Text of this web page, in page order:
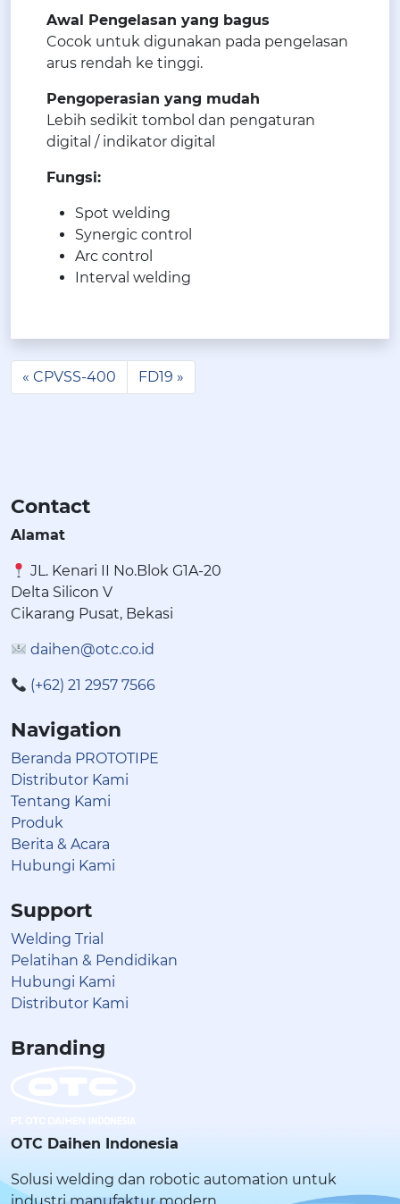
Awal Pengelasan yang bagus
Cocok untuk digunakan pada pengelasan
arus rendah ke tinggi.
Pengoperasian yang mudah
Lebih sedikit tombol dan pengaturan
digital / indikator digital
Fungsi:
Spot welding
Synergic control
Arc control
Interval welding
CPVSS-400 FD19
Contact
Alamat
JL. Kenari II No.Blok G1A-20
Delta Silicon V
Cikarang Pusat, Bekasi
daihen@otc.co.id
(+62) 21 2957 7566
Navigation
Beranda PROTOTIPE
Distributor Kami
Tentang Kami
Produk
Berita & Acara
Hubungi Kami
Support
Welding Trial
Pelatihan & Pendidikan
Hubungi Kami
Distributor Kami
Branding
OTC Daihen Indonesia
Solusi welding dan robotic automation untuk